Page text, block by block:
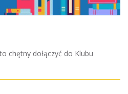
chętny dołączyć do Klubu